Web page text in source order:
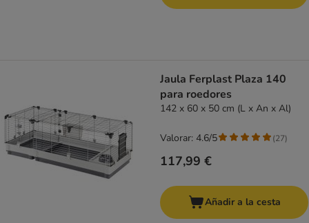
Jaula Ferplast Plaza 140
para roedores
142 x 60 x 50 cm (L x An x Al)
117,99 €
Valorar: 4.6/5 (27)
Añadir a la cesta